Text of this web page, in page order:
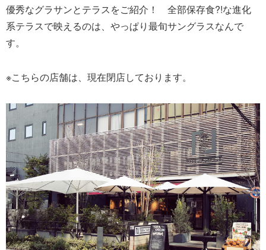
優秀なグラサンとテラスをご紹介！ 全部保存食?!な進化
系テラスで映えるのは、やっぱり最旬サングラスなんで
す。
※こちらの店舗は、現在閉店しております。